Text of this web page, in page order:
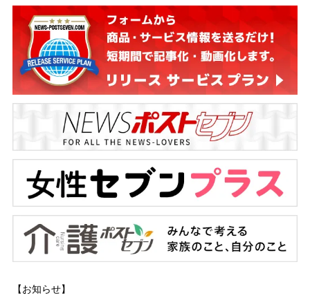
【お知らせ】